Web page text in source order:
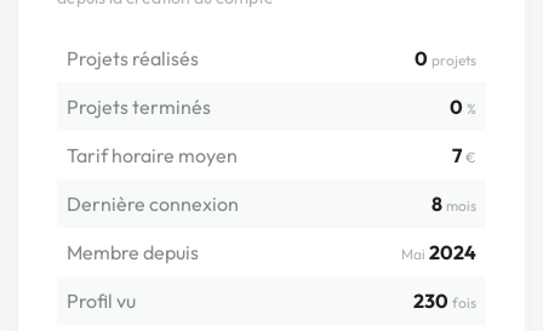
Projets réalisés 0 projets
Projets terminés 0 %
Tarif horaire moyen 7 €
Dernière connexion 8 mois
Membre depuis Mai 2024
Profil vu
230 fois